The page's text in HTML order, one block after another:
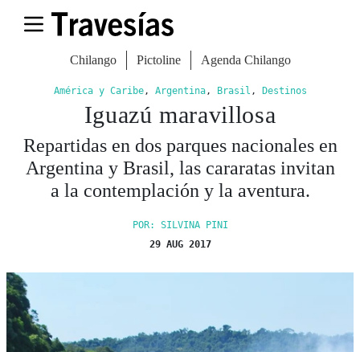
Chilango Pictoline Agenda Chilango
América y Caribe, Argentina, Brasil , Destinos
Iguazú maravillosa
Repartidas en dos parques nacionales en
Argentina y Brasil, las cararatas invitan
a la contemplación y la aventura.
POR: SILVINA PINI
29 AUG 2017